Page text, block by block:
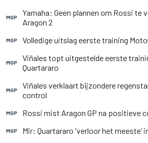
MGP
Yamaha: Geen plannen om Rossi te
Aragon 2
MGP Volledige uitslag eerste training
MGP
Viñales topt uitgestelde eerste
Quartararo
MGP
Viñales verklaart bijzondere
control
MGP Rossi mist Aragon GP na positieve
MGP Mir: Quartararo 'verloor het meeste’